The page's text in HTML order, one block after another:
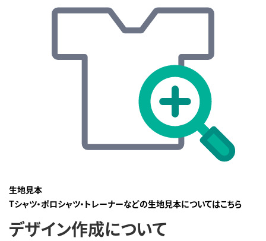
生地見本
Tシャツ・ポロシャツ・トレーナーなどの生地見本についてはこちら
デザイン作成について